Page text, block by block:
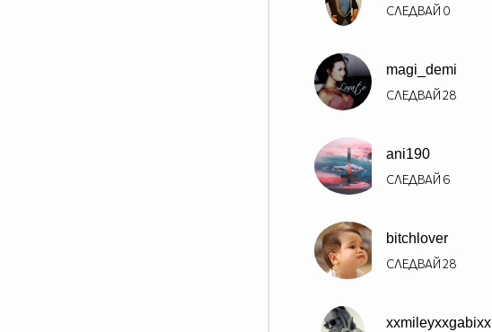
СЛЕДВАЙ 0
magi_demi
СЛЕДВАЙ28
ani190
СЛЕДВАЙ 6
bitchlover
СЛЕДВАЙ28
xxmileyxxgabixx